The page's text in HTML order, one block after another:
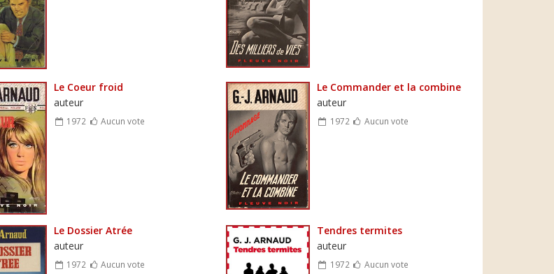
Le Coeur froid
auteur
1972 Aucun vote
Le Commander et la combine
auteur
1972 Aucun vote
Le Dossier Atrée
auteur
1972 Aucun vote
Tendres termites
auteur
1972 Aucun vote